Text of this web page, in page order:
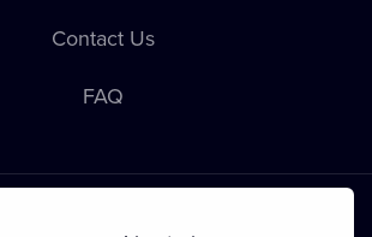
Contact Us
FAQ